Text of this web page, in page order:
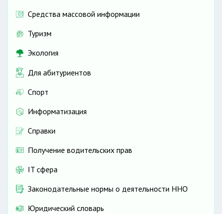
Средства массовой информации
Туризм
Экология
Для абитуриентов
Спорт
Информатизация
Справки
Получение водительских прав
IT сфера
Законодательные нормы о деятельности ННО
Юридический словарь